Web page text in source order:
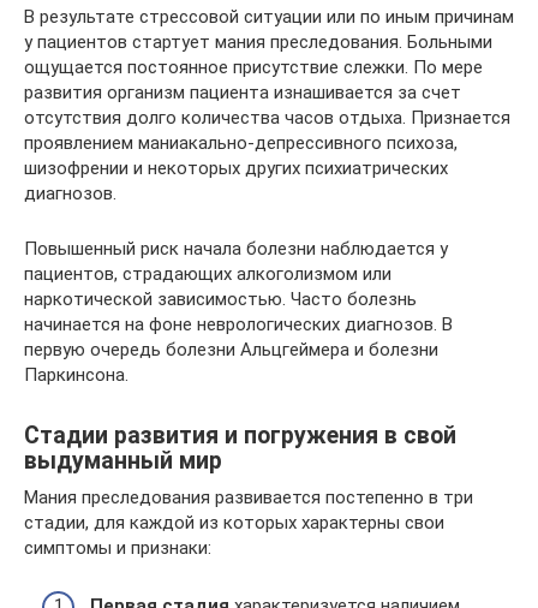
В результате стрессовой ситуации или по иным причинам
у пациентов стартует мания преследования. Больными
ощущается постоянное присутствие слежки. По мере
развития организм пациента изнашивается за счет
отсутствия долго количества часов отдыха. Признается
проявлением маниакально-депрессивного психоза,
шизофрении и некоторых других психиатрических
диагнозов.
Повышенный риск начала болезни наблюдается у
пациентов, страдающих алкоголизмом или
наркотической зависимостью. Часто болезнь
начинается на фоне неврологических диагнозов. В
первую очередь болезни Альцгеймера и болезни
Паркинсона.
Стадии развития и погружения в свой
выдуманный мир
Мания преследования развивается постепенно в три
стадии, для каждой из которых характерны свои
симптомы и признаки: